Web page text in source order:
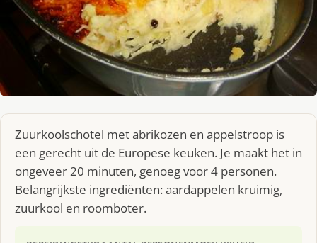
Zuurkoolschotel met abrikozen en appelstroop is
een gerecht uit de Europese keuken. Je maakt het in
ongeveer 20 minuten, genoeg voor 4 personen.
Belangrijkste ingrediënten: aardappelen kruimig,
zuurkool en roomboter.